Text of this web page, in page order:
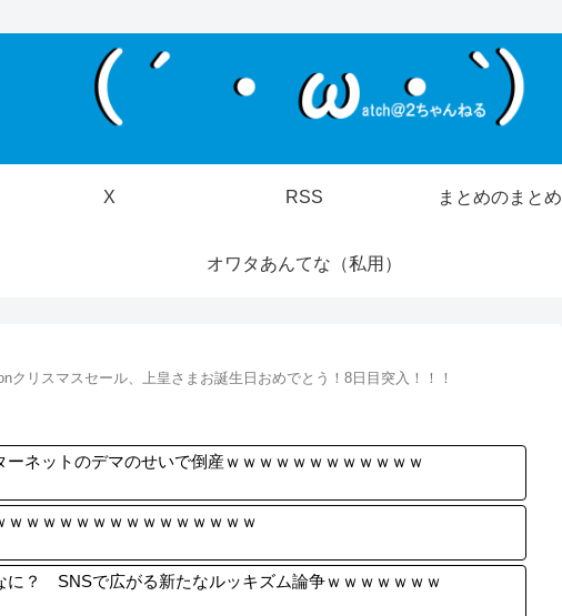
X RSS まとめのまとめ
オワタあんてな（私用）
クリスマスセール、上皇さまお誕生日おめでとう！8日目突入！！！
ーネットのデマのせいで倒産ｗｗｗｗｗｗｗｗｗｗｗｗ
ｗｗｗｗｗｗｗｗｗｗｗｗｗｗｗ
に？ SNSで広がる新たなルッキズム論争ｗｗｗｗｗｗｗ